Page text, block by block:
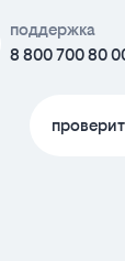
поддержка
8 800 700 80